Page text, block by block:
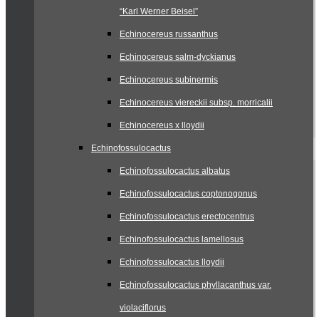
“Karl Werner Beisel”
Echinocereus russanthus
Echinocereus salm-dyckianus
Echinocereus subinermis
Echinocereus viereckii subsp. morricalii
Echinocereus x lloydii
Echinofossulocactus
Echinofossulocactus albatus
Echinofossulocactus coptonogonus
Echinofossulocactus erectocentrus
Echinofossulocactus lamellosus
Echinofossulocactus lloydii
Echinofossulocactus phyllacanthus var.
violaciflorus